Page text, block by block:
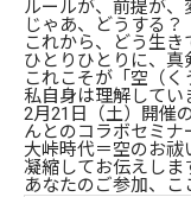
ルールが、前提が、
じゃあ、どうする？
これから、どう生き
ひとりひとりに、真
これこそが「空（く
私自身は理解してい
2月21日（土）開催
んとのコラボセミナ
大峠時代＝空のお祓
凝縮してお伝えしま
あなたのご参加、こ